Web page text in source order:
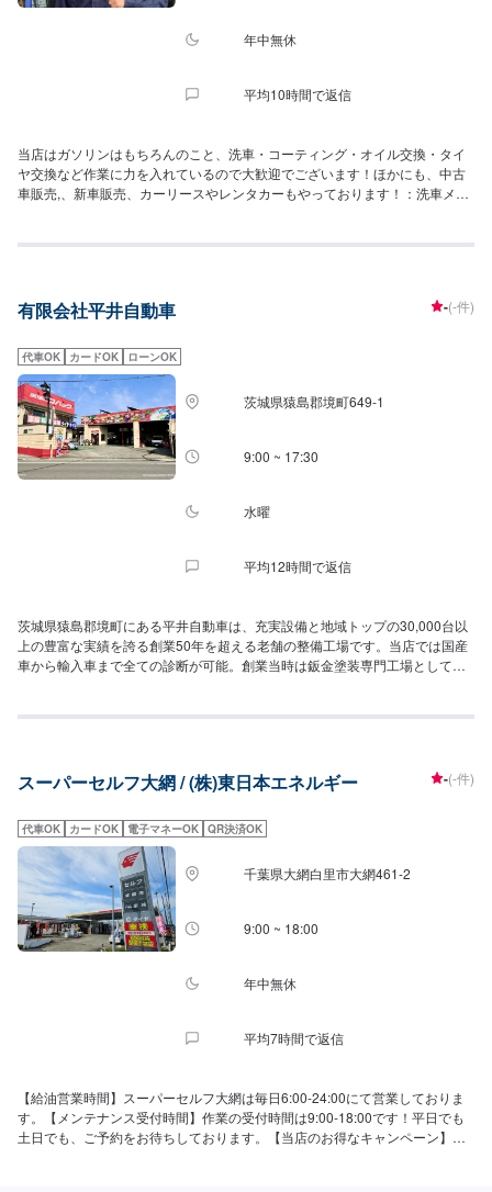
年中無休
平均10時間で返信
当店はガソリンはもちろんのこと、洗車・コーティング・オイル交換・タイ
ヤ交換など作業に力を入れているので大歓迎でございます！ほかにも、中古
車販売,、新車販売、カーリースやレンタカーもやっております！：洗車メニ
37,230円～となっております。また、ENEOSアプリをダウンロードしていた
お客様の愛車のメンテナンスは当店にお任せください。
有限会社平井自動車 -(-件)
代車OK カードOK ローンOK
茨城県猿島郡境町649-1
9:00 ~ 17:30
水曜
平均12時間で返信
茨城県猿島郡境町にある平井自動車は、充実設備と地域トップの30,000台以
上の豊富な実績を誇る創業50年を超える老舗の整備工場です。当店では国産
車から輸入車まで全ての診断が可能。創業当時は鈑金塗装専門工場として運
精度の高い最新の機器を完備。輸入車修理・アライメント調整・特定整備な
本なのでその分コストも高くなるんですね。当店では中古、リビルドパーツ
を実現しています。当たり前のことから、他店にはできないことまでお任せ
ください
スーパーセルフ大網 / (株)東日本エネルギー -(-件)
代車OK カードOK 電子マネーOK QR決済OK
千葉県大網白里市大網461-2
9:00 ~ 18:00
年中無休
平均7時間で返信
【給油営業時間】スーパーセルフ大網は毎日6:00-24:00にて営業しておりま
す。【メンテナンス受付時間】作業の受付時間は9:00-18:00です！平日でも
土日でも、ご予約をお待ちしております。【当店のお得なキャンペーン】・